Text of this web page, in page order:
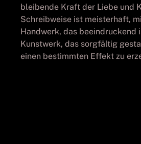
bleibende Kraft der Liebe und
Schreibweise ist meisterhaft,
Handwerk, das beeindruckend
Kunstwerk, das sorgfältig
einen bestimmten Effekt zu